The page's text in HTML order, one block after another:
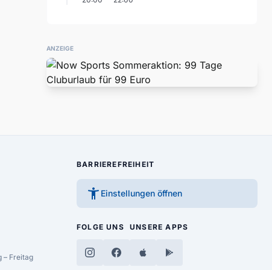
ANZEIGE
– Freitag
BARRIEREFREIHEIT
accessibility_new Einstellungen öffnen
FOLGE UNS UNSERE APPS